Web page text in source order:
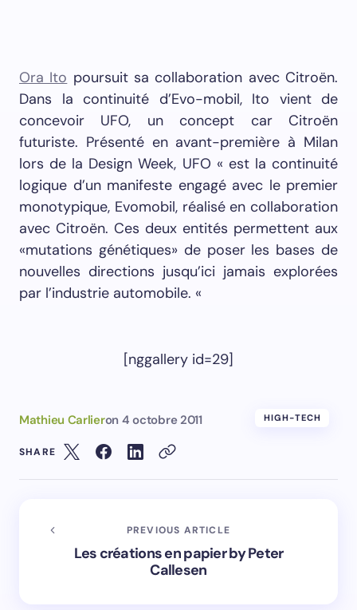
Ora Ito poursuit sa collaboration avec Citroën.
Dans la continuité d’Evo-mobil, Ito vient de
concevoir UFO, un concept car Citroën
futuriste. Présen­té en avant-pre­mière à Mi­lan
lors de la De­sign Week, UFO « est la cont­i­nu­ité
logique d’un man­i­feste en­gagé avec le pre­mi­er
mono­typ­ique, Evo­mo­bil, réal­isé en col­lab­o­ra­tion
avec Cit­roën. Ces deux en­tités permet­tent aux
«mu­ta­tions géné­tiques» de pos­er les bas­es de
nou­velles di­rec­tions jusqu’ici ja­mais ex­plorées
par l’in­dus­trie au­to­mo­bile. «
[nggallery id=29]
Mathieu Carlieron 4 octobre 2011 HIGH-TECH
SHARE
PREVIOUS ARTICLE
Les créations en papier by Peter
Callesen